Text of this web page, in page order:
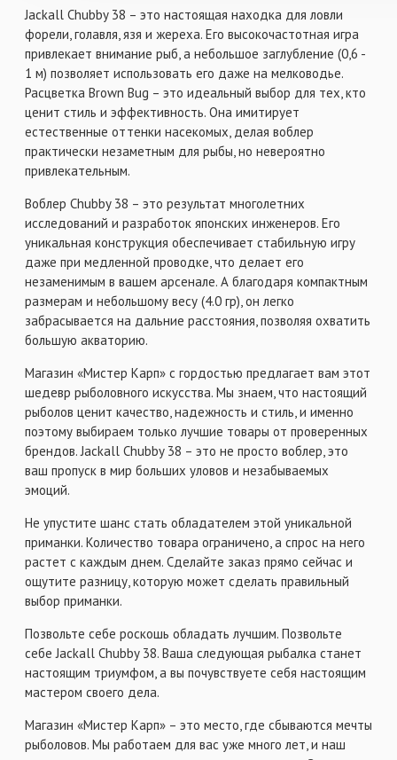
Jackall Chubby 38 – это настоящая находка для ловли
форели, голавля, язя и жереха. Его высокочастотная игра
привлекает внимание рыб, а небольшое заглубление (0,6 -
1 м) позволяет использовать его даже на мелководье.
Расцветка Brown Bug – это идеальный выбор для тех, кто
ценит стиль и эффективность. Она имитирует
естественные оттенки насекомых, делая воблер
практически незаметным для рыбы, но невероятно
привлекательным.
Воблер Chubby 38 – это результат многолетних
исследований и разработок японских инженеров. Его
уникальная конструкция обеспечивает стабильную игру
даже при медленной проводке, что делает его
незаменимым в вашем арсенале. А благодаря компактным
размерам и небольшому весу (4.0 гр), он легко
забрасывается на дальние расстояния, позволяя охватить
большую акваторию.
Магазин «Мистер Карп» с гордостью предлагает вам этот
шедевр рыболовного искусства. Мы знаем, что настоящий
рыболов ценит качество, надежность и стиль, и именно
поэтому выбираем только лучшие товары от проверенных
брендов. Jackall Chubby 38 – это не просто воблер, это
ваш пропуск в мир больших уловов и незабываемых
эмоций.
Не упустите шанс стать обладателем этой уникальной
приманки. Количество товара ограничено, а спрос на него
растет с каждым днем. Сделайте заказ прямо сейчас и
ощутите разницу, которую может сделать правильный
выбор приманки.
Позвольте себе роскошь обладать лучшим. Позвольте
себе Jackall Chubby 38. Ваша следующая рыбалка станет
настоящим триумфом, а вы почувствуете себя настоящим
мастером своего дела.
Магазин «Мистер Карп» – это место, где сбываются мечты
рыболовов. Мы работаем для вас уже много лет, и наш